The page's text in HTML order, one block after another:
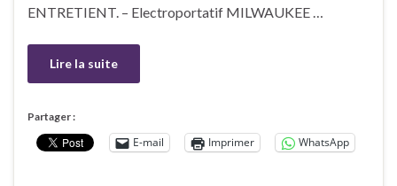
ENTRETIENT. – Electroportatif MILWAUKEE …
Lire la suite
Partager :
E-mail Imprimer WhatsApp